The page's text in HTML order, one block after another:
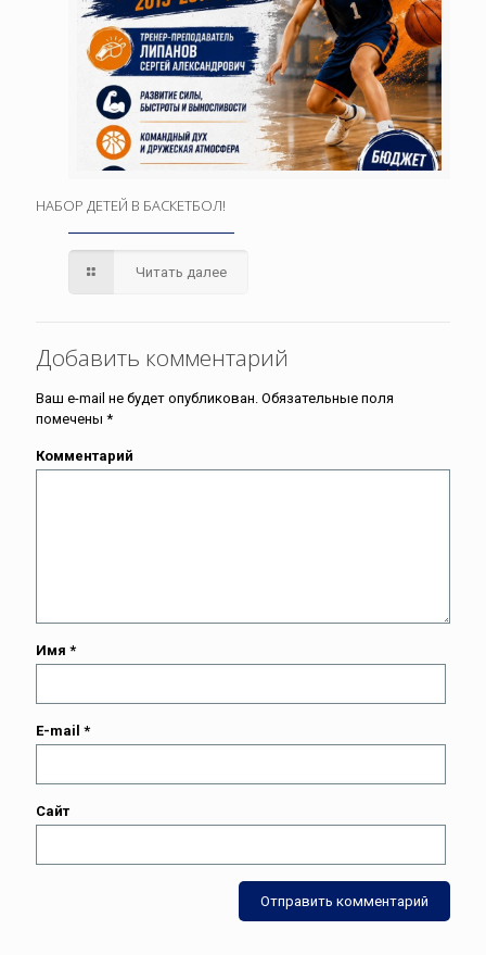
НАБОР ДЕТЕЙ В БАСКЕТБОЛ!
Читать далее
Добавить комментарий
Ваш e-mail не будет опубликован. Обязательные поля
помечены *
Комментарий
Имя *
E-mail *
Сайт